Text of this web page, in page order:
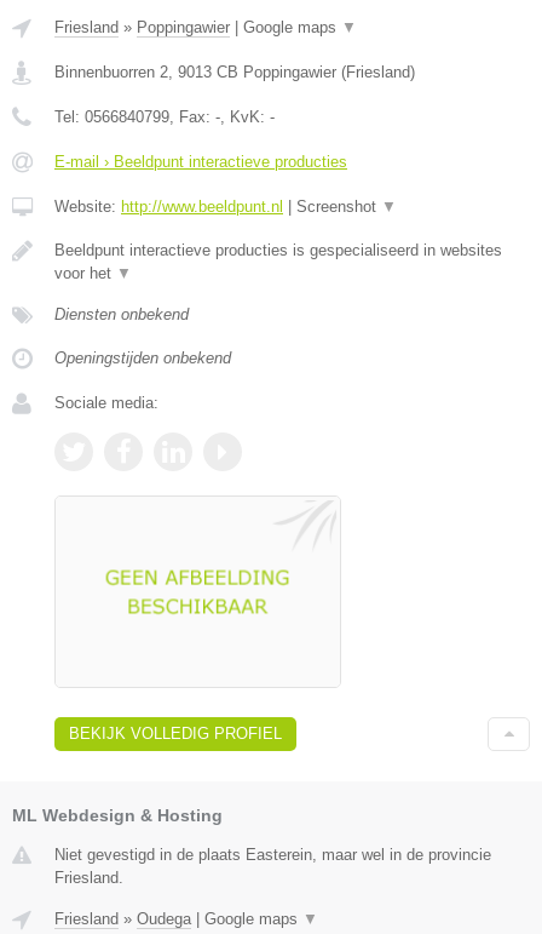
Friesland » Poppingawier Google maps ▼
Binnenbuorren 2, 9013 CB Poppingawier (Friesland)
Tel: 0566840799, Fax: -, KvK: -
E-mail › Beeldpunt interactieve producties
Website: http://www.beeldpunt.nl Screenshot ▼
Beeldpunt interactieve producties is gespecialiseerd in websites
voor het ▼
Diensten onbekend
Openingstijden onbekend
Sociale media:
BEKIJK VOLLEDIG PROFIEL
ML Webdesign & Hosting
Niet gevestigd in de plaats Easterein, maar wel in de provincie
Friesland.
Friesland » Oudega | Google maps ▼